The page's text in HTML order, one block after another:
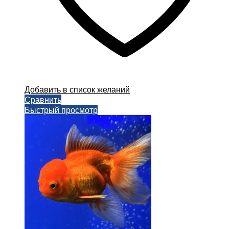
Добавить в список желаний
Сравнить
Быстрый просмотр